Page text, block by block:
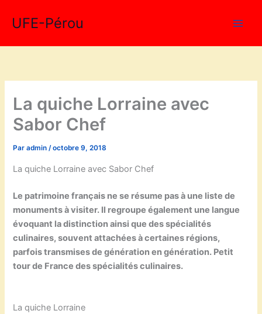
UFE-Pérou
La quiche Lorraine avec
Sabor Chef
Paradmin/octobre 9, 2018
La quiche Lorraine avec Sabor Chef
Le patrimoine français ne se résume pas à une liste de
monuments à visiter. Il regroupe également une langue
évoquant la distinction ainsi que des spécialités
culinaires, souvent attachées à certaines régions,
parfois transmises de génération en génération. Petit
tour de France des spécialités culinaires.
La quiche Lorraine